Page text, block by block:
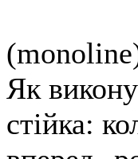
Як
стійка: